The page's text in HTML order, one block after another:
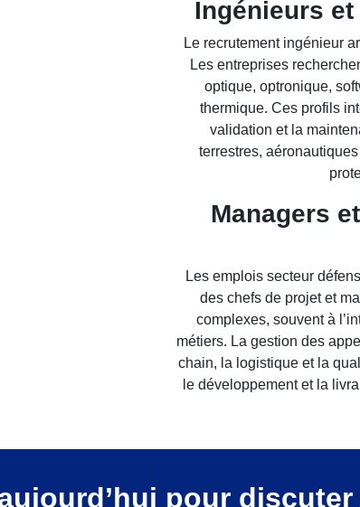
Ingénieurs
Le recrutement ingénieur
Les entreprises
optique, optronique,
thermique. Ces profils
validation et la
terrestres,
Managers
Les emplois secteur
des chefs de projet et
complexes, souvent à
métiers. La gestion des
chain, la logistique et la
le développement et la
pour